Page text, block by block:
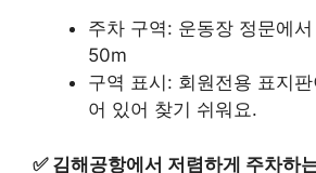
주차 구역: 운동장 정문에
50m
구역 표시: 회원전용 표지
어 있어 찾기 쉬워요.
✅ 김해공항에서 저렴하게 주차하